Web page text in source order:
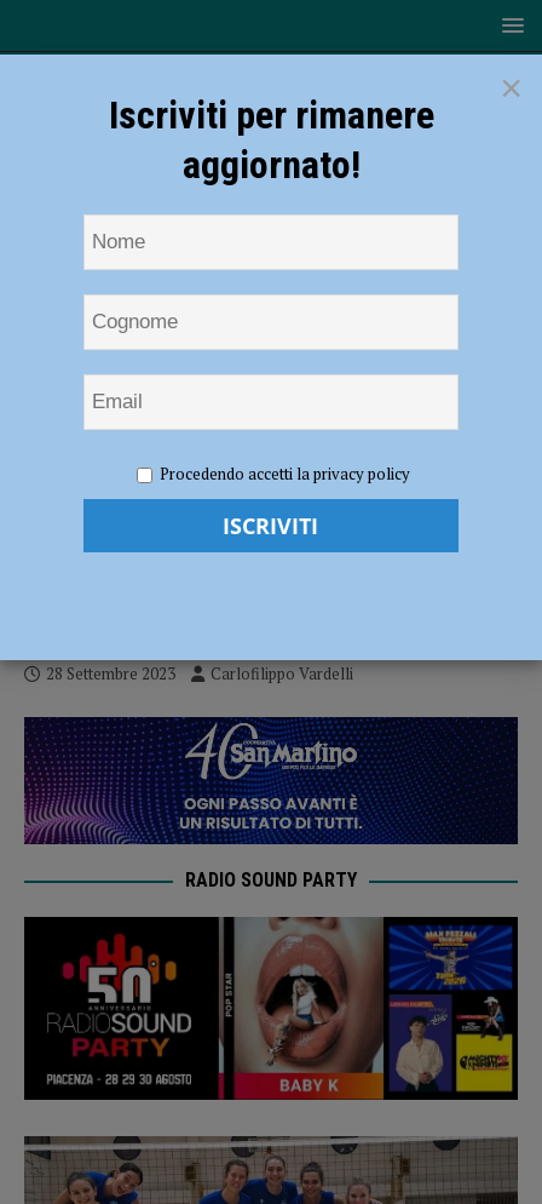
Conad brilla nel test contro Sassuolo (3-1)
Volley, Serie B2 – La Rossetti Market
28 Settembre 2023 Carlofilippo Vardelli
RADIO SOUND PARTY
×
Iscriviti per rimanere
aggiornato!
Procedendo accetti la privacy policy